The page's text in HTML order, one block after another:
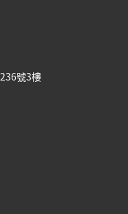
號3樓
sends e-mail)